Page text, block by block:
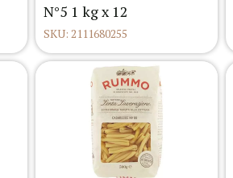
N°5 1 kg x 12
SKU: 2111680255